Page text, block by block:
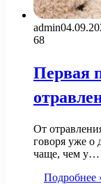
admin
68
Первая
От
говоря уже о
чаще, чем у…
Подробнее